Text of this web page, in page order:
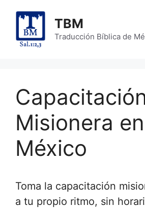
content
TBM
Traducción Bíblica de
Misionera en
México
Toma la capacitación
a tu propio ritmo, sin